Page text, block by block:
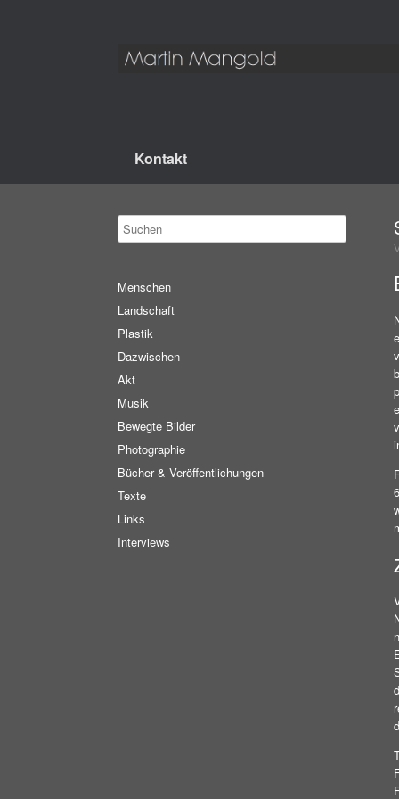
Kontakt
Menschen
Landschaft
Plastik
Dazwischen
Akt
Musik
Bewegte Bilder
Photographie
Bücher & Veröffentlichungen
Texte
Links
Interviews